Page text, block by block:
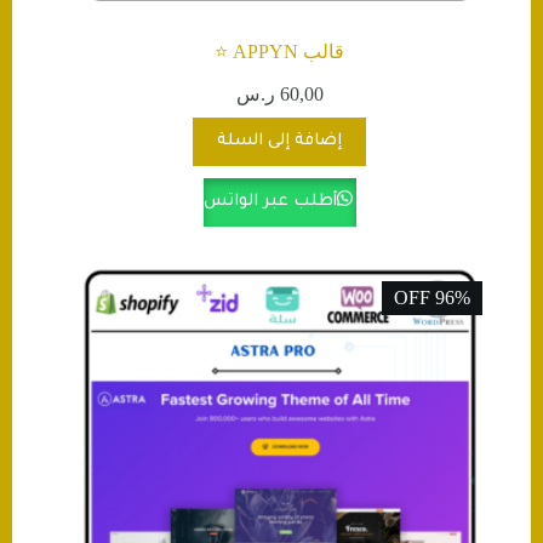
قالب APPYN ⭐️
60,00 ر.س
إضافة إلى السلة
أطلب عبر الواتس
96% OFF